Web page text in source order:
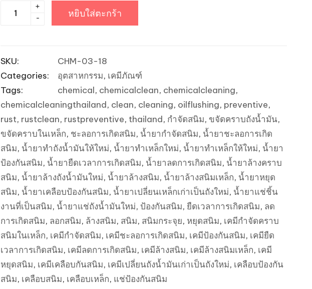
สนิม
อันดับ
1
-
สูตร
แช่
เข้ม
ข้น
ใช้
ง่าย
ปลอดภัย
ทั้ง
โรงงาน
และ
ครัว
เรือน
-
+
หยิบใส่ตะกร้า
SKU:
CHM-03-18
Categories:
อุตสาหกรรม, เคมีภัณฑ์
Tags:
chemical, chemicalclean, chemicalcleaning,
chemicalcleaningthailand, clean, cleaning, oilflushing, preventive,
rust, rustclean, rustpreventive, thailand, กำจัดสนิม, ขจัดคราบถังน้ำมัน,
ขจัดคราบในเหล็ก, ชะลอการเกิดสนิม, น้ำยากำจัดสนิม, น้ำยาชะลอการเกิด
สนิม, น้ำยาทำถังน้ำมันให้ใหม่, น้ำยาทำเหล็กใหม่, น้ำยาทำเหล็กให้ใหม่, น้ำยา
ป้องกันสนิม, น้ำยายืดเวลาการเกิดสนิม, น้ำยาลดการเกิดสนิม, น้ำยาล้างคราบ
สนิม, น้ำยาล้างถังน้ำมันใหม่, น้ำยาล้างสนิม, น้ำยาล้างสนิมเหล็ก, น้ำยาหยุด
สนิม, น้ำยาเคลือบป้องกันสนิม, น้ำยาเปลี่ยนเหล็กเก่าเป็นถังใหม่, น้ำยาแช่ชิ้น
งานที่เป็นสนิม, น้ำยาแช่ถังน้ำมันใหม่, ป้องกันสนิม, ยืดเวลาการเกิดสนิม, ลด
การเกิดสนิม, ลอกสนิม, ล้างสนิม, สนิม, สนิมกระจุย, หยุดสนิม, เคมีกำจัดคราบ
สนิมในเหล็ก, เคมีกำจัดสนิม, เคมีชะลอการเกิดสนิม, เคมีป้องกันสนิม, เคมียืด
เวลาการเกิดสนิม, เคมีลดการเกิดสนิม, เคมีล้างสนิม, เคมีล้างสนิมเหล็ก, เคมี
หยุดสนิม, เคมีเคลือบกันสนิม, เคมีเปลี่ยนถังน้ำมันเก่าเป็นถังใหม่, เคลือบป้องกัน
สนิม, เคลือบสนิม, เคลือบเหล็ก, แช่ป้องกันสนิม